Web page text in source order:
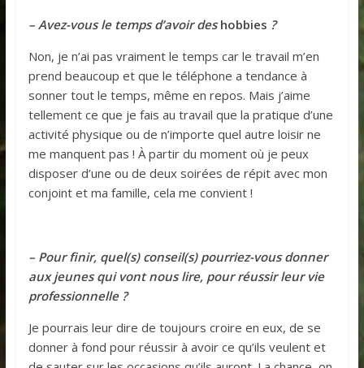
– Avez-vous le temps d’avoir deshobbies ?
Non, je n’ai pas vraiment le temps car le travail m’en
prend beaucoup et que le téléphone a tendance à
sonner tout le temps, même en repos. Mais j’aime
tellement ce que je fais au travail que la pratique d’une
activité physique ou de n’importe quel autre loisir ne
me manquent pas ! À partir du moment où je peux
disposer d’une ou de deux soirées de répit avec mon
conjoint et ma famille, cela me convient !
– Pour finir, quel(s) conseil(s) pourriez-vous donner
aux jeunes qui vont nous lire, pour réussir leur vie
professionnelle ?
Je pourrais leur dire de toujours croire en eux, de se
donner à fond pour réussir à avoir ce qu’ils veulent et